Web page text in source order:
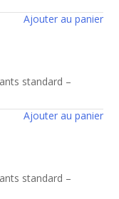
Ajouter au panier
standard –
Ajouter au panier
standard –